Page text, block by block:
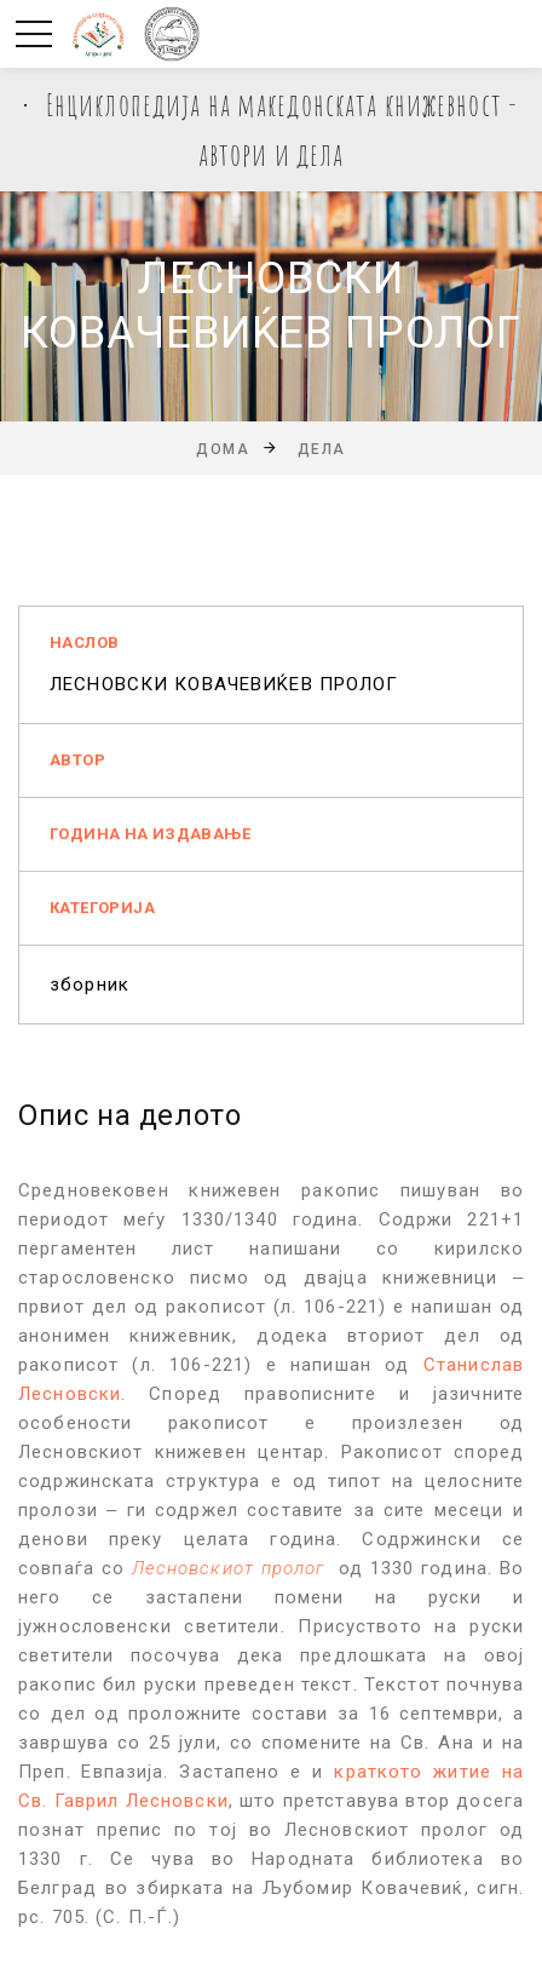
Енциклопедија на македонската книжевност -
автори и дела
ЛЕСНОВСКИ
КОВАЧЕВИЌЕВ ПРОЛОГ
ДОМА ДЕЛА
НАСЛОВ
ЛЕСНОВСКИ КОВАЧЕВИЌЕВ ПРОЛОГ
АВТОР
ГОДИНА НА ИЗДАВАЊЕ
КАТЕГОРИЈА
зборник
Опис на делото
Средновековен книжевен ракопис пишуван во
периодот меѓу 1330/1340 година. Содржи 221+1
пергаментен лист напишани со кирилско
старословенско писмо од двајца книжевници ‒
првиот дел од ракописот (л. 106-221) е напишан од
анонимен книжевник, додека вториот дел од
ракописот (л. 106-221) е напишан од Станислав
Лесновски
. Според правописните и јазичните
особености ракописот е произлезен од
Лесновскиот книжевен центар. Ракописот според
содржинската структура е од типот на целосните
пролози ‒ ги содржел составите за сите месеци и
денови преку целата година. Содржински се
совпаѓа со Лесновскиот пролог
од 1330 година. Во
него се застапени помени на руски и
јужнословенски светители. Присуството на руски
светители посочува дека предлошката на овој
ракопис бил руски преведен текст. Текстот почнува
со дел од проложните состави за 16 септември, а
завршува со 25 јули, со спомените на Св. Ана и на
Преп. Евпазија. Застапено е икраткото житие на
Св. Гаврил Лесновски, што претставува втор досега
познат препис по тој во Лесновскиот пролог од
1330 г. Се чува во Народната библиотека во
Белград во збирката на Љубомир Ковачевиќ, сигн.
рс. 705. (С. П.-Ѓ.)